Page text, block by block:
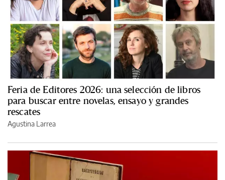
Feria de Editores 2026: una selección de libros
para buscar entre novelas, ensayo y grandes
rescates
Agustina Larrea